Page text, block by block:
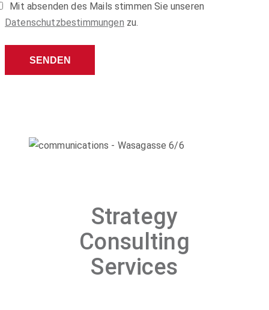
Mit absenden des Mails stimmen Sie unseren
Datenschutzbestimmungen zu.
Strategy
Consulting
Services